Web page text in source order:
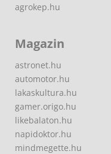
agrokep.hu
Magazin
astronet.hu
automotor.hu
lakaskultura.hu
gamer.origo.hu
likebalaton.hu
napidoktor.hu
mindmegette.hu